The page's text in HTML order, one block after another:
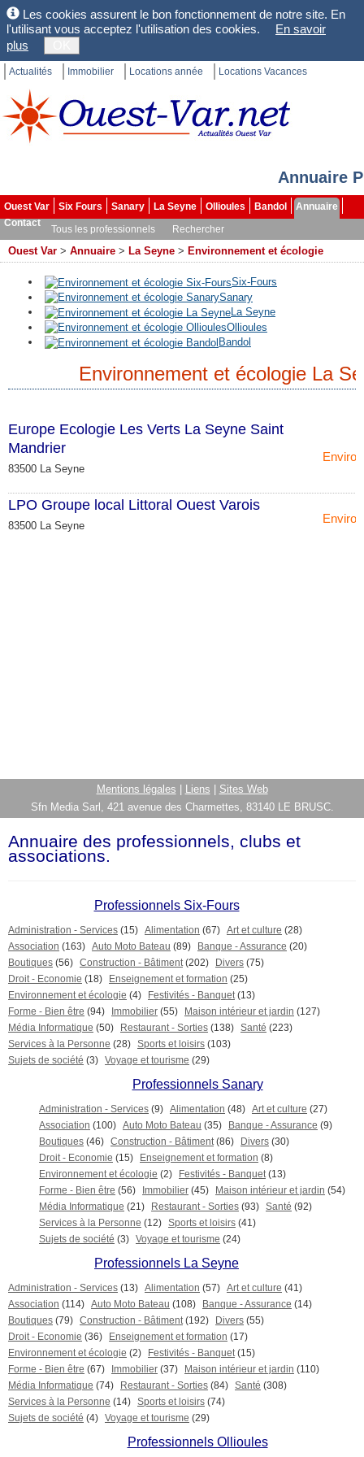
Les cookies assurent le bon fonctionnement de notre site. En
l'utilisant vous acceptez l'utilisation des cookies.
En savoir
plus
Actualités Immobilier Locations année Locations Vacances
Annuaire
Ouest Var Six Fours Sanary La Seyne Ollioules Bandol
Annuaire
Contact
Tous les professionnels Rechercher
Ouest Var > Annuaire > La Seyne > Environnement et écologie
Six-Fours
Sanary
La Seyne
Ollioules
Bandol
Environnement et écologie La
Europe Ecologie Les Verts La Seyne Saint
Mandrier
83500 La Seyne
LPO Groupe local Littoral Ouest Varois
83500 La Seyne
Mentions légales Liens
Sites Web
Sfn Media Sarl, 421 avenue des Charmettes, 83140 LE BRUSC.
Annuaire des professionnels, clubs et
associations.
Professionnels Six-Fours
Administration - Services (15) Alimentation (67) Art et culture (28)
Association (163) Auto Moto Bateau (89) Banque - Assurance (20)
Boutiques (56) Construction - Bâtiment (202) Divers (75)
Droit - Economie (18) Enseignement et formation (25)
Environnement et écologie (4) Festivités - Banquet (13)
Forme - Bien être (94) Immobilier (55) Maison intérieur et jardin (127)
Média Informatique (50) Restaurant - Sorties (138) Santé (223)
Services à la Personne (28) Sports et loisirs (103)
Sujets de société (3) Voyage et tourisme (29)
Professionnels Sanary
Administration - Services (9) Alimentation (48) Art et culture (27)
Association (100) Auto Moto Bateau (35) Banque - Assurance (9)
Boutiques (46) Construction - Bâtiment (86) Divers (30)
Droit - Economie (15) Enseignement et formation (8)
Environnement et écologie (2) Festivités - Banquet (13)
Forme - Bien être (56) Immobilier (45) Maison intérieur et jardin (54)
Média Informatique (21) Restaurant - Sorties (93) Santé (92)
Services à la Personne (12) Sports et loisirs (41)
Sujets de société (3) Voyage et tourisme (24)
Professionnels La Seyne
Administration - Services (13) Alimentation (57) Art et culture (41)
Association (114) Auto Moto Bateau (108) Banque - Assurance (14)
Boutiques (79) Construction - Bâtiment (192) Divers (55)
Droit - Economie (36) Enseignement et formation (17)
Environnement et écologie (2) Festivités - Banquet (15)
Forme - Bien être (67) Immobilier (37) Maison intérieur et jardin (110)
Média Informatique (74) Restaurant - Sorties (84) Santé (308)
Services à la Personne (14) Sports et loisirs (74)
Sujets de société (4) Voyage et tourisme (29)
Professionnels Ollioules